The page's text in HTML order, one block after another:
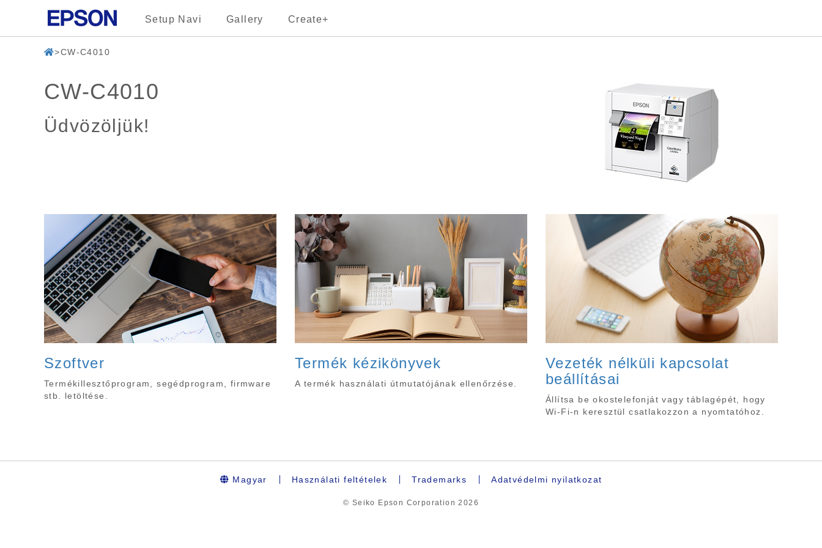
Setup Navi Gallery Create+
CW-C4010
CW-C4010
Üdvözöljük!
Szoftver
Termékillesztőprogram, segédprogram, firmware
stb. letöltése.
Termék kézikönyvek
A termék használati útmutatójának ellenőrzése.
Vezeték nélküli kapcsolat
beállításai
Állítsa be okostelefonját vagy táblagépét, hogy
Wi-Fi-n keresztül csatlakozzon a nyomtatóhoz.
Magyar Használati feltételek Trademarks Adatvédelmi nyilatkozat
© Seiko Epson Corporation2026